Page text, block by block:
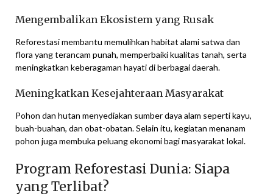
Mengembalikan Ekosistem yang Rusak
Reforestasi membantu memulihkan habitat alami satwa dan
flora yang terancam punah, memperbaiki kualitas tanah, serta
meningkatkan keberagaman hayati di berbagai daerah.
Meningkatkan Kesejahteraan Masyarakat
Pohon dan hutan menyediakan sumber daya alam seperti kayu,
buah-buahan, dan obat-obatan. Selain itu, kegiatan menanam
pohon juga membuka peluang ekonomi bagi masyarakat lokal.
Program Reforestasi Dunia: Siapa
yang Terlibat?